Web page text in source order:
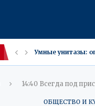
Умные унитазы:
В Москве
Тайландские
Москвички на
Росатом
Эсеры
Лид: Два
Медведи выходят
14:40 Всегда под
ОБЩЕСТВО И